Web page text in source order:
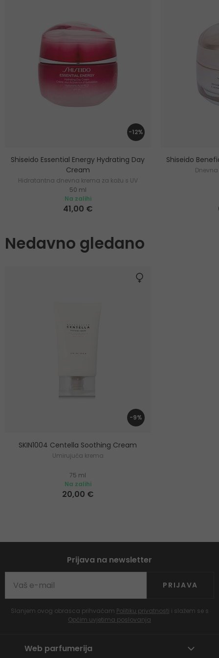
-12%
Shiseido Essential Energy Hydrating Day
Cream
Hidratantna dnevna krema za kožu s UV
zaštitom
50 ml
Na zalihi
41,00 €
Shiseido
Nedavno gledano
-9%
SKIN1004 Centella Soothing Cream
Umirujuća krema
75 ml
Na zalihi
20,00 €
Prijava na newsletter
PRIJAVA
Slanjem ovog obrasca prihvaćam Politiku privatnosti i slažem se s
Općim uvjetima poslovanja
Web parfumerija